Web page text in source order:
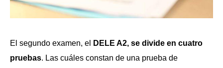
El segundo examen, el
DELE A2, se divide en cuatro
pruebas. Las cuáles constan de una prueba de